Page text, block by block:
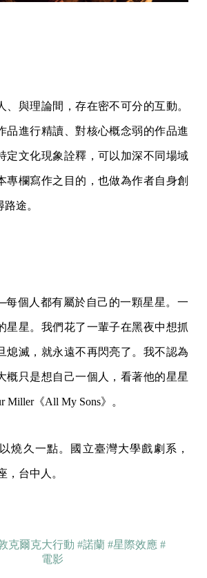
、與理論間，存在密不可分的互動。
品進行精讀、對核心概念弱的作品進
定文化現象詮釋，可以加深不同場域
專欄寫作之目的，也做為作者自身創
途。
每個人都有屬於自己的一顆星星。一
星星。我們花了一輩子在黑夜中想抓
熄滅，就永遠不再閃亮了。我不認為
概只是想自己一個人，看著他的星星
《All My Sons》。
燒久一點。國立臺灣大學戲劇系，
，台中人。
克爾克大行動 #諾蘭 #星際效應 #
電影